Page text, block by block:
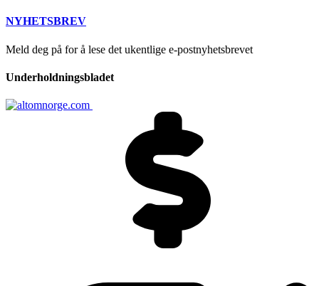
NYHETSBREV
Meld deg på for å lese det ukentlige e-postnyhetsbrevet
Underholdningsbladet